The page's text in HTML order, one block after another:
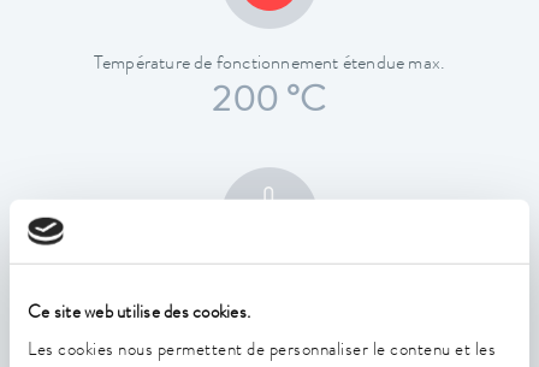
Ce site web utilise des cookies.
Les cookies nous permettent de personnaliser le contenu et les
Température de fonctionnement étendue max.
200 °C
Constance de la température
0,01 ± K